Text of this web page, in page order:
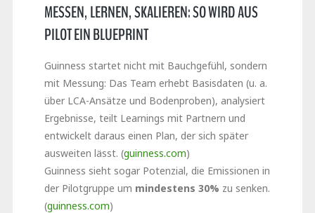
MESSEN, LERNEN, SKALIEREN: SO WIRD AUS
PILOT EIN BLUEPRINT
Guinness startet nicht mit Bauchgefühl, sondern
mit Messung: Das Team erhebt Basisdaten (u. a.
über LCA-Ansätze und Bodenproben), analysiert
Ergebnisse, teilt Learnings mit Partnern und
entwickelt daraus einen Plan, der sich später
ausweiten lässt. (guinness.com)
Guinness sieht sogar Potenzial, die Emissionen in
der Pilotgruppe um mindestens 30% zu senken.
(guinness.com)